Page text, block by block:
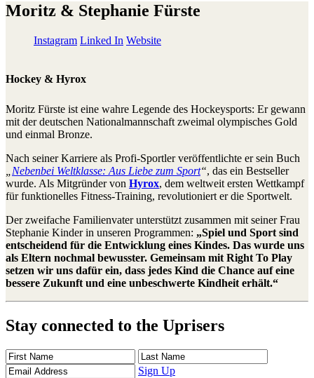
Moritz & Stephanie Fürste
Instagram Linked In Website
Hockey & Hyrox
Moritz Fürste ist eine wahre Legende des Hockeysports: Er gewann
mit der deutschen Nationalmannschaft zweimal olympisches Gold
und einmal Bronze.
Nach seiner Karriere als Profi-Sportler veröffentlichte er sein Buch
Nebenbei Weltklasse: Aus Liebe zum Sport“, das ein Bestseller
wurde. Als Mitgründer von Hyrox, dem weltweit ersten Wettkampf
für funktionelles Fitness-Training, revolutioniert er die Sportwelt.
Der zweifache Familienvater unterstützt zusammen mit seiner Frau
Stephanie Kinder in unseren Programmen: „Spiel und Sport sind
entscheidend für die Entwicklung eines Kindes. Das wurde uns
als Eltern nochmal bewusster. Gemeinsam mit Right To Play
setzen wir uns dafür ein, dass jedes Kind die Chance auf eine
bessere Zukunft und eine unbeschwerte Kindheit erhält.“
Stay connected to the Uprisers
First
Name
Last
Name
Address
Sign Up